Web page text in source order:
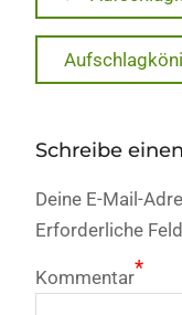
post:
Next
post:
Schreibe
Deine E-Mail-
Erforderliche
Kommentar*